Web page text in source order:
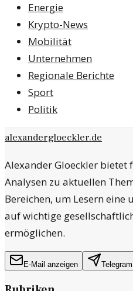
Energie
Krypto-News
Mobilität
Unternehmen
Regionale Berichte
Sport
Politik
alexandergloeckler.de
Alexander Gloeckler
Analysen zu aktuellen
Bereichen, um Lesern eine
auf wichtige
ermöglichen.
E-Mail anzeigen